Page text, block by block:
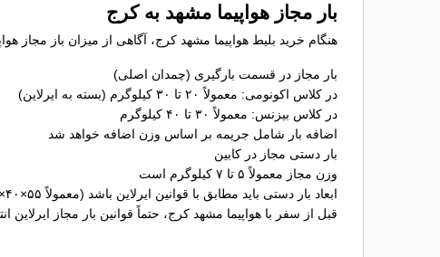
بار مجاز هواپیما مشهد به کرج
هنگام خرید بلیط هواپیما مشهد کرج، آگاهی از میزان باز
بار مجاز در قسمت بارگیری (چمدان اصلی)
در کلاس اکونومی: معمولاً ۲۰ تا ۳۰ کیلوگرم (بسته به ایرلاین)
در کلاس بیزنس: معمولاً ۳۰ تا ۴۰ کیلوگرم
اضافه بار شامل جریمه بر اساس وزن اضافه خواهد شد
بار دستی مجاز در کابین
وزن مجاز معمولاً ۵ تا ۷ کیلوگرم است
ابعاد بار دستی باید مطابق با قوانین ایرلاین باشد (معمولاً ۵۵×۴۰×۲۳ سانتی‌متر)
قبل از سفر با هواپیما مشهد کرج، حتماً قوانین بار مجاز ایرلاین